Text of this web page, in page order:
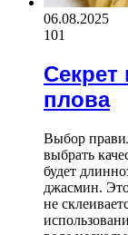
06.08.2025
101
Секрет
плова
Выбор
выбрать
будет
джасмин.
не